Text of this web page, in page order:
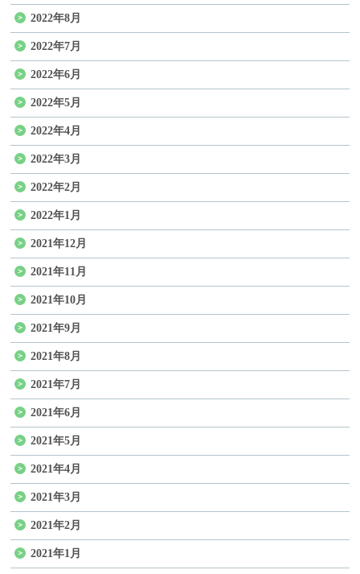
2022年8月
2022年7月
2022年6月
2022年5月
2022年4月
2022年3月
2022年2月
2022年1月
2021年12月
2021年11月
2021年10月
2021年9月
2021年8月
2021年7月
2021年6月
2021年5月
2021年4月
2021年3月
2021年2月
2021年1月